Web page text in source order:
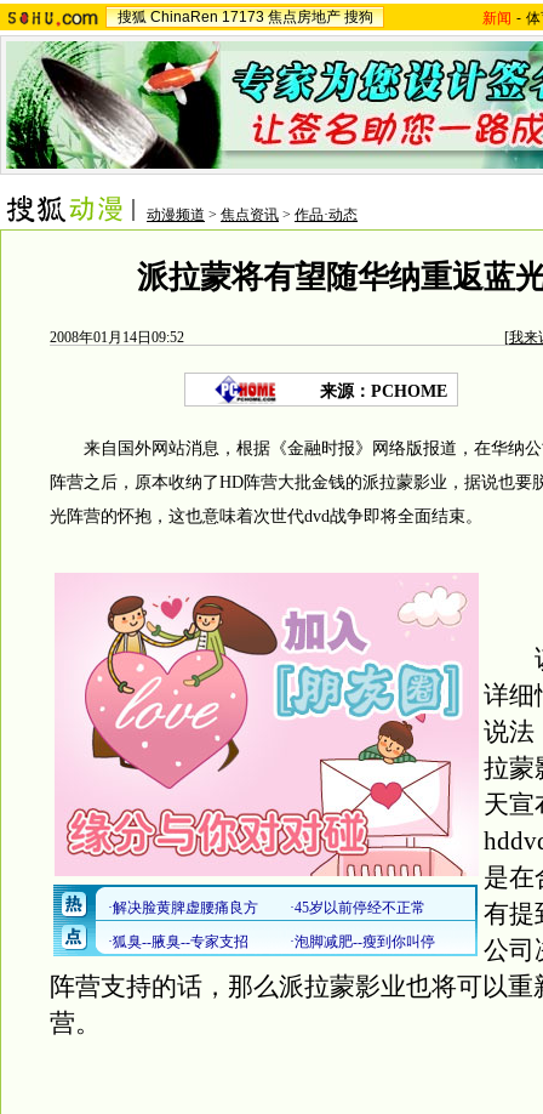
搜狐 ChinaRen 17173 焦点房地产 搜狗 新闻 -
动漫频道 > 焦点资讯 > 作品·动态
派拉蒙将有望随华纳重返蓝
2008年01月14日09:52 [我来
来源：PCHOME
来自国外网站消息，根据《金融时报》网络版报道，在华纳公
阵营之后，原本收纳了HD阵营大批金钱的派拉蒙影业，据说也要
光阵营的怀抱，这也意味着次世代dvd战争即将全面结束。
该
详细
说法
拉蒙
天宣
是在
有提
公司
阵营支持的话，那么派拉蒙影业也将可以重
营。